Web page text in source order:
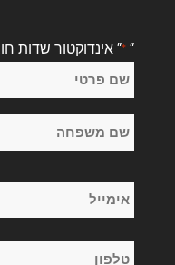
"
*" אינדוקטור שדות
שֵׁם
*
פרטי
משפחה
אימייל
*
טלפון